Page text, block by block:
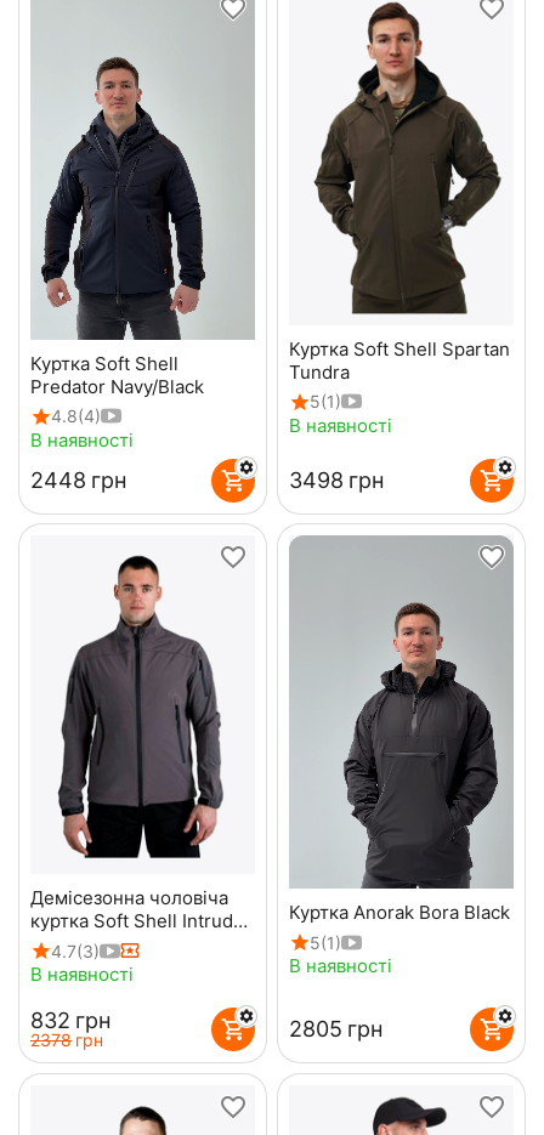
Куртка Soft Shell
Predator Navy/Black
4.8(4)
В наявності
‍2448‍ грн
Куртка Soft Shell Spartan
Tundra
5(1)
В наявності
‍3498‍ грн
Демісезонна чоловіча
куртка Soft Shell Intruder
Gray
4.7(3)
В наявності
‍832‍ грн
‍2378‍ грн
Куртка Anorak Bora Black
5(1)
В наявності
‍2805‍ грн